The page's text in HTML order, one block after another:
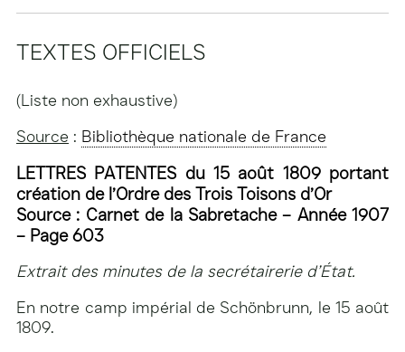
TEXTES OFFICIELS
(Liste non exhaustive)
Source : Bibliothèque nationale de France
LETTRES PATENTES du 15 août 1809 portant
création de l’Ordre des Trois Toisons d’Or
Source : Carnet de la Sabretache – Année 1907
– Page 603
Extrait des minutes de la secrétairerie d’État.
En notre camp impérial de Schönbrunn, le 15 août
1809.